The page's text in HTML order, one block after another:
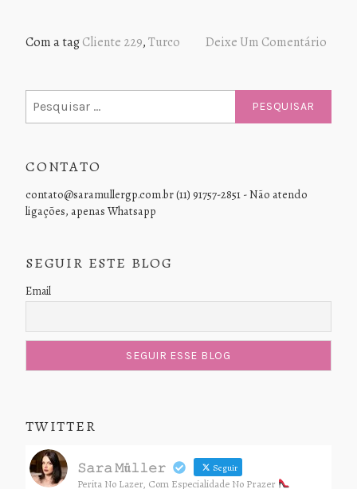
Com a tagCliente 229,Turco Deixe Um Comentário
por:
CONTATO
contato@saramullergp.com.br (11) 91757-2851 - Não atendo
ligações, apenas Whatsapp
SEGUIR ESTE BLOG
Email
TWITTER
𝚂𝚊𝚛𝚊 𝙼ü𝚕𝚕𝚎𝚛 Seguir
Perita No Lazer, Com Especialidade No Prazer